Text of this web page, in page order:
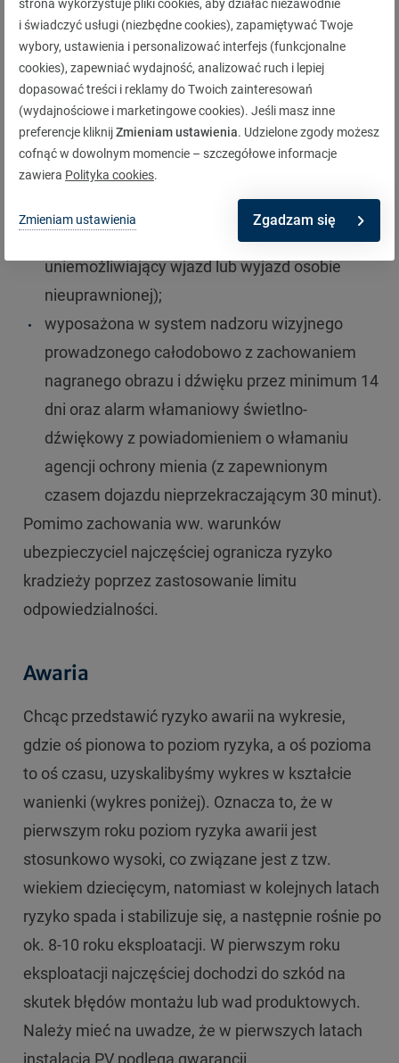
budowy farmy, kiedy elementy instalacji nie są
jeszcze zamontowane tylko składowane na
miejscu inwestycji.
W fazie eksploatacyjnej natomiast Warta
rekomenduje i sprawdza, czy farma jest:
w pełni oświetlona po zmierzchu i ogrodzona
m (z bramą zabezpieczoną w sposób
uniemożliwiający wjazd lub wyjazd osobie
nieuprawnionej);
wyposażona w system nadzoru wizyjnego
prowadzonego całodobowo z zachowaniem
nagranego obrazu i dźwięku przez minimum 14
dni oraz alarm włamaniowy świetlno-
dźwiękowy z powiadomieniem o włamaniu
agencji ochrony mienia (z zapewnionym
czasem dojazdu nieprzekraczającym 30 minut).
Pomimo zachowania ww. warunków
ubezpieczyciel najczęściej ogranicza ryzyko
kradzieży poprzez zastosowanie limitu
odpowiedzialności.
Awaria
Chcąc przedstawić ryzyko awarii na wykresie,
gdzie oś pionowa to poziom ryzyka, a oś pozioma
to oś czasu, uzyskalibyśmy wykres w kształcie
wanienki (wykres poniżej). Oznacza to, że w
pierwszym roku poziom ryzyka awarii jest
stosunkowo wysoki, co związane jest z tzw.
wiekiem dziecięcym, natomiast w kolejnych latach
ryzyko spada i stabilizuje się, a następnie rośnie po
ok. 8-10 roku eksploatacji. W pierwszym roku
eksploatacji najczęściej dochodzi do szkód na
skutek błędów montażu lub wad produktowych.
Należy mieć na uwadze, że w pierwszych latach
instalacja PV podlega gwarancji.
strona wykorzystuje pliki cookies, aby działać niezawodnie
i świadczyć usługi (niezbędne cookies), zapamiętywać Twoje
wybory, ustawienia i personalizować interfejs (funkcjonalne
cookies), zapewniać wydajność, analizować ruch i lepiej
dopasować treści i reklamy do Twoich zainteresowań
(wydajnościowe i marketingowe cookies). Jeśli masz inne
preferencje kliknijZmieniam ustawienia. Udzielone zgody możesz
cofnąć w dowolnym momencie – szczegółowe informacje
zawiera Polityka cookies.
Zmieniam ustawienia Zgadzam się